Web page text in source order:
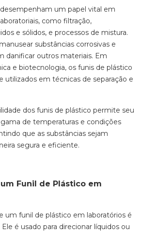
um papel vital em
como filtração,
e sólidos, e processos de mistura.
substâncias corrosivas e
danificar outros materiais. Em
e biotecnologia, os funis de plástico
utilizados em técnicas de separação e
dos funis de plástico permite seu
de temperaturas e condições
que as substâncias sejam
segura e eficiente.
Funil de Plástico em
um funil de plástico em laboratórios é
é usado para direcionar líquidos ou